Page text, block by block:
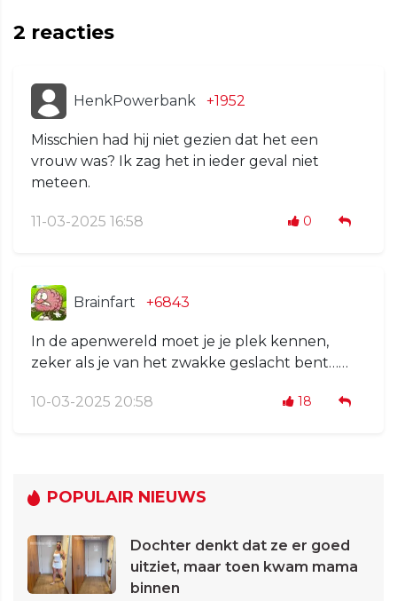
2 reacties
HenkPowerbank +1952
Misschien had hij niet gezien dat het een
vrouw was? Ik zag het in ieder geval niet
meteen.
11-03-2025 16:58 0
Brainfart +6843
In de apenwereld moet je je plek kennen,
zeker als je van het zwakke geslacht bent……
10-03-2025 20:58 18
POPULAIR NIEUWS
Dochter denkt dat ze er goed
uitziet, maar toen kwam mama
binnen